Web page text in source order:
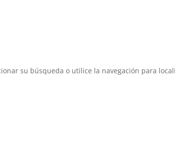
su búsqueda o utilice la navegación para